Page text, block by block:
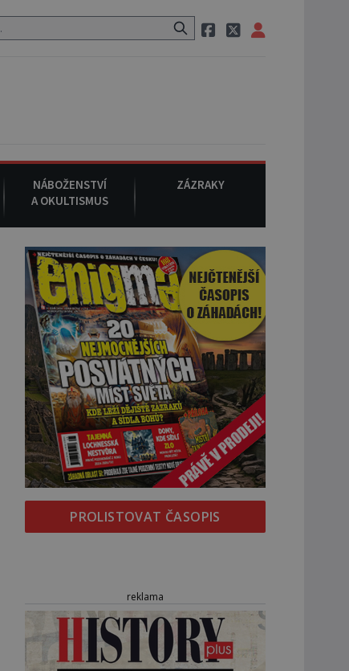
při němž umírá i těhotná herečka Sharon Tate.
NÁBOŽENSTVÍ
A OKULTISMUS
ZÁZRAKY
PROLISTOVAT ČASOPIS
reklama